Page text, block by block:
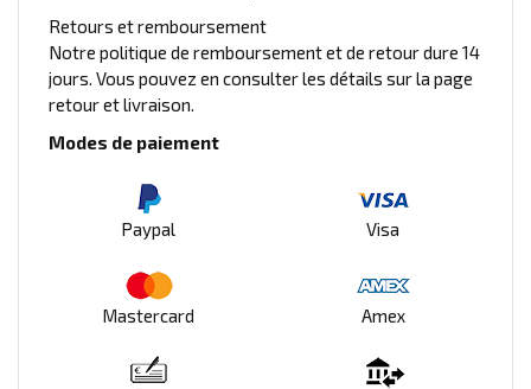
Retours et remboursement
Notre politique de remboursement et de retour dure 14
jours. Vous pouvez en consulter les détails sur la page
retour et livraison.
Modes de paiement
Paypal Visa
Mastercard Amex